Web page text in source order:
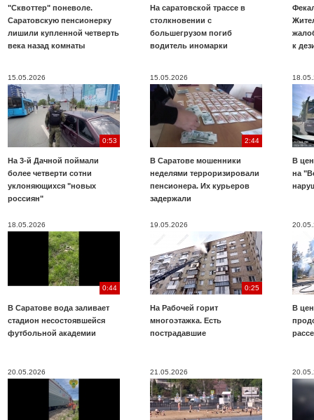
"Сквоттер" поневоле.
Саратовскую пенсионерку
лишили купленной четверть
века назад комнаты
На саратовской трассе в
столкновении с
большегрузом погиб
водитель иномарки
к
15.05.2026
0:53
На 3-й Дачной поймали
более четверти сотни
уклоняющихся "новых
россиян"
15.05.2026
2:44
В Саратове мошенники
неделями терроризировали
пенсионера. Их курьеров
задержали
В
на
18.05.2026
0:44
В Саратове вода заливает
стадион несостоявшейся
футбольной академии
19.05.2026
0:25
На Рабочей горит
многоэтажка. Есть
пострадавшие
В
20.05.2026 21.05.2026